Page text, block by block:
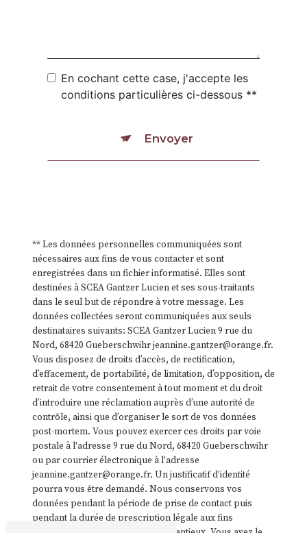
En cochant cette case, j'accepte les
conditions particulières ci-dessous **
Envoyer
** Les données personnelles communiquées sont
nécessaires aux fins de vous contacter et sont
enregistrées dans un fichier informatisé. Elles sont
destinées à SCEA Gantzer Lucien et ses sous-traitants
dans le seul but de répondre à votre message. Les
données collectées seront communiquées aux seuls
destinataires suivants: SCEA Gantzer Lucien 9 rue du
Nord, 68420 Gueberschwihr jeannine.gantzer@orange.fr.
Vous disposez de droits d’accès, de rectification,
d’effacement, de portabilité, de limitation, d’opposition, de
retrait de votre consentement à tout moment et du droit
d’introduire une réclamation auprès d’une autorité de
contrôle, ainsi que d’organiser le sort de vos données
post-mortem. Vous pouvez exercer ces droits par voie
postale à l'adresse 9 rue du Nord, 68420 Gueberschwihr
ou par courrier électronique à l'adresse
jeannine.gantzer@orange.fr. Un justificatif d'identité
pourra vous être demandé. Nous conservons vos
données pendant la période de prise de contact puis
pendant la durée de prescription légale aux fins